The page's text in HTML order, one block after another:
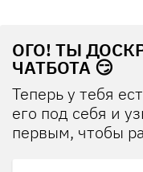
ОГО! ТЫ
ЧАТБОТА 😏
Теперь у тебя
его под себя и
первым, чтобы